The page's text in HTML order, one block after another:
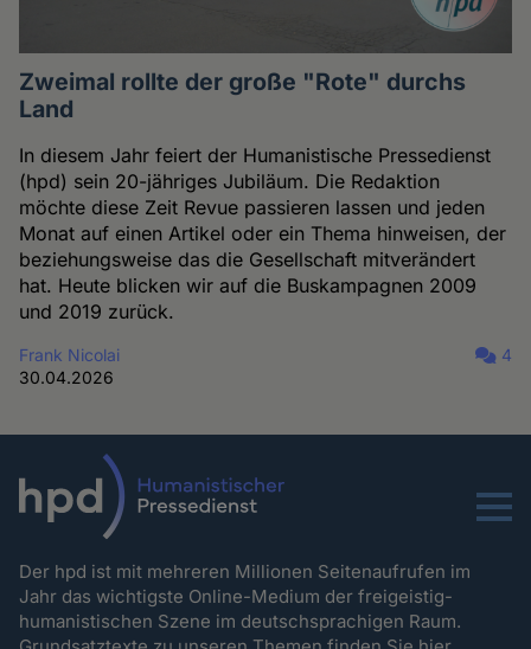
Zweimal rollte der große "Rote" durchs
Land
In diesem Jahr feiert der Humanistische Pressedienst
(hpd) sein 20-jähriges Jubiläum. Die Redaktion
möchte diese Zeit Revue passieren lassen und jeden
Monat auf einen Artikel oder ein Thema hinweisen, der
beziehungsweise das die Gesellschaft mitverändert
hat. Heute blicken wir auf die Buskampagnen 2009
und 2019 zurück.
Frank Nicolai
30.04.2026
4
Menu
Der hpd ist mit mehreren Millionen Seitenaufrufen im
Jahr das wichtigste Online-Medium der freigeistig-
humanistischen Szene im deutschsprachigen Raum.